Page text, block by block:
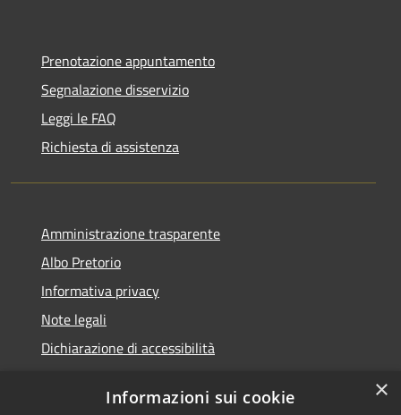
Prenotazione appuntamento
Segnalazione disservizio
Leggi le FAQ
Richiesta di assistenza
Amministrazione trasparente
Albo Pretorio
Informativa privacy
Note legali
Dichiarazione di accessibilità
×
Informazioni sui cookie